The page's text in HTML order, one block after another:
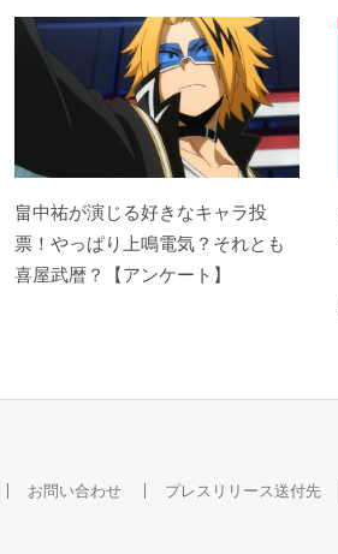
畠中祐が演じる好きなキャラ投
票！やっぱり上鳴電気？それとも
喜屋武暦？【アンケート】
お問い合わせ プレスリリース送付先